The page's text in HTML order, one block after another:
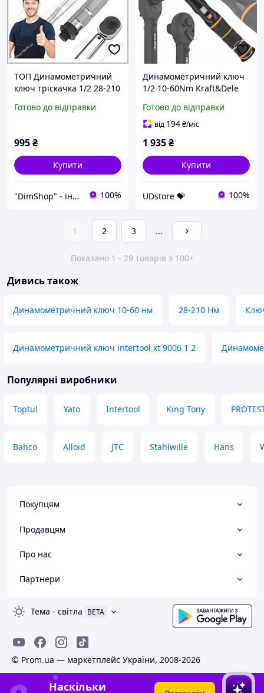
ТОП Динамометричний
ключ тріскачка 1/2 28-210
професійний інструмент
Готово до відправки
995₴
Купити
"DimShop" - інтернет-магазин 100%
Динамометричний ключ
1/2 10-60Nm Kraft&Dele
with-good-prices-
Готово до відправки
від 194₴/міс
1 935₴
Купити
UDstore 💝 100%
1 2 3 ...
Показано 1 - 29 товарів з 100+
Дивись також
Динамометричний ключ 10-60 нм 28-210 Нм
Динамометричний ключ intertool xt 9006 1 2
Популярні виробники
Toptul Yato Intertool King Tony
Bahco Alloid JTC Stahlwille Hans
Покупцям
Продавцям
Про нас
Партнери
Тема - світла BETA
© Prom.ua — маркетплейс України, 2008-2026
Наскільки